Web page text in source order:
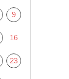
9
16
23